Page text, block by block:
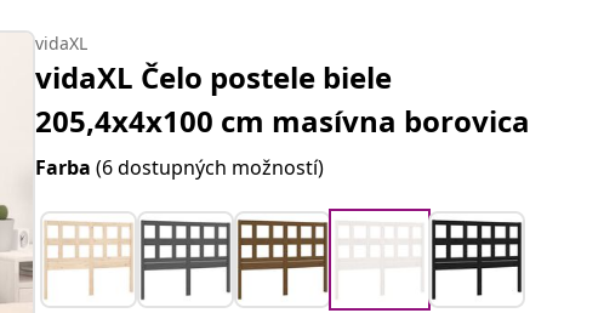
vidaXL
vidaXL Čelo postele biele
205,4x4x100 cm masívna borovica
Farba(6 dostupných možností)